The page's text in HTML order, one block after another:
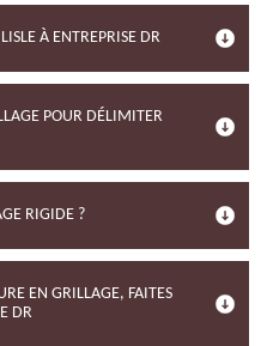
À ENTREPRISE DR
POUR DÉLIMITER
RIGIDE ?
EN GRILLAGE, FAITES
DR